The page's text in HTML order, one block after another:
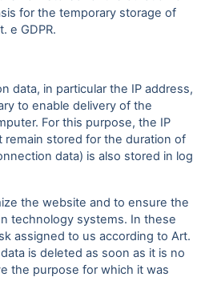
for the temporary storage of
e GDPR.
data, in particular the IP address,
to enable delivery of the
For this purpose, the IP
stored for the duration of
data) is also stored in log
the website and to ensure the
technology systems. In these
assigned to us according to Art.
is deleted as soon as it is no
the purpose for which it was